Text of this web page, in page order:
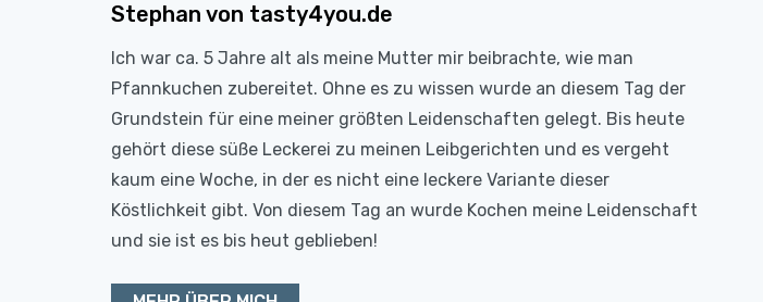
Stephan von tasty4you.de
Ich war ca. 5 Jahre alt als meine Mutter mir beibrachte, wie man
Pfannkuchen zubereitet. Ohne es zu wissen wurde an diesem Tag der
Grundstein für eine meiner größten Leidenschaften gelegt. Bis heute
gehört diese süße Leckerei zu meinen Leibgerichten und es vergeht
kaum eine Woche, in der es nicht eine leckere Variante dieser
Köstlichkeit gibt. Von diesem Tag an wurde Kochen meine Leidenschaft
und sie ist es bis heut geblieben!